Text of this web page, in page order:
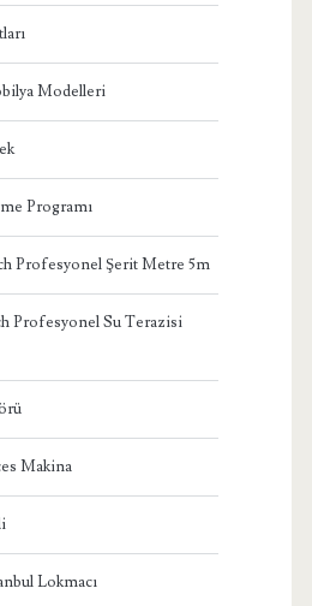
Modelleri
Programı
Profesyonel Şerit Metre 5m
Profesyonel Su Terazisi
Makina
Lokmacı